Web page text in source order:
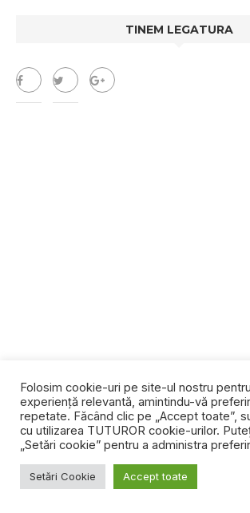
TINEM LEGATURA
Folosim cookie-uri pe site-ul nostru
experiență relevantă, amintindu-vă
repetate. Făcând clic pe „Accept toate”,
cu utilizarea TUTUROR cookie-urilor.
„Setări cookie” pentru a administra
Setări Cookie Accept toate